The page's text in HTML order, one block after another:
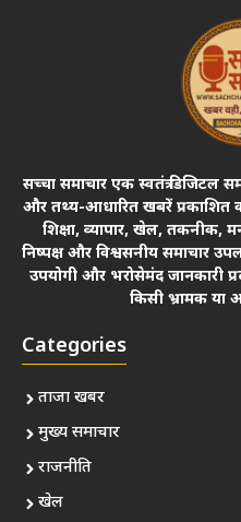
सच्चा समाचार एक स्वतंत्र डिजिटल
और तथ्य-आधारित खबरें प्रकाशित
शिक्षा, व्यापार, खेल, तकनीक,
निष्पक्ष और विश्वसनीय समाचार
उपयोगी और भरोसेमंद जानकारी
किसी भ्रामक या
Categories
ताजा खबर
मुख्य समाचार
राजनीति
खेल